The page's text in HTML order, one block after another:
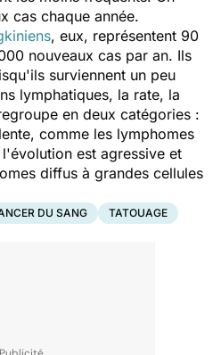
cas chaque année.
, eux, représentent 90
nouveaux cas par an. Ils
surviennent un peu
lymphatiques, la rate, la
en deux catégories :
comme les lymphomes
est agressive et
diffus à grandes cellules
DU SANG TATOUAGE